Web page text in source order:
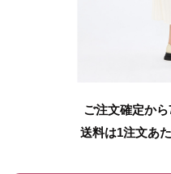
ご注文確定か
送料は1注文あ